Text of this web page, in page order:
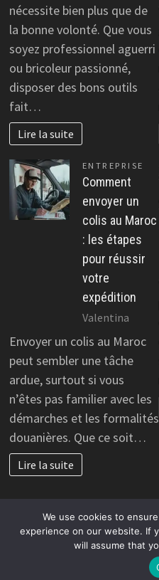
nécessite bien plus que de
la bonne volonté. Que vous
soyez professionnel aguerri
ou bricoleur passionné,
disposer des bons outils
fait…
Lire la suite
ENTREPRISE
Comment
envoyer un
colis au Maroc
: les étapes
pour réussir
votre
expédition
Valentina
Envoyer un colis au Maroc
peut sembler une tâche
ardue, surtout si vous
n’êtes pas familier avec les
démarches et les formalités
douanières. Que ce soit…
Lire la suite
Copyright © 2026Créer un
We use cookies to
experience on our website. If
will assume that